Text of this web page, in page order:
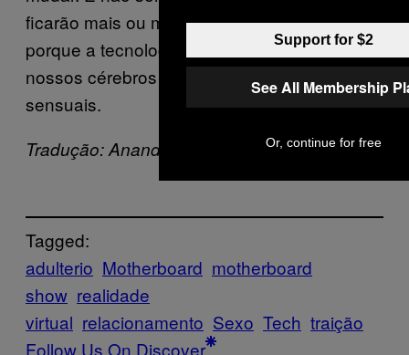
ficarão mais ou menos permissivas, e sim
porque a tecnologia está prestes a confundir
nossos cérebros com códigos binários muito
sensuais.
Tradução: Ananda Pieratti
Tagged:
adulterio Motherboard motherboard
show realidade
virtual relacionamento Sexo Tech traição
Follow Us On Discover
Support for $2
See All Membership
Or, continue for free